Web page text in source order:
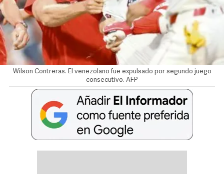
Wilson Contreras. El venezolano fue expulsado por segundo juego
consecutivo. AFP